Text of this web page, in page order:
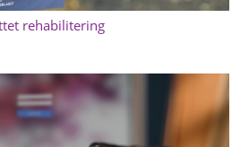
rehabilitering